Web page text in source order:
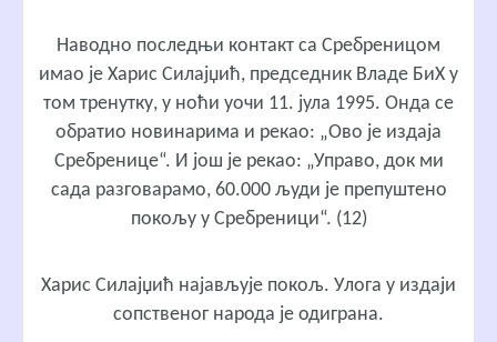
Наводно последњи контакт са Сребреницом
имао је Харис Силајџић, председник Владе БиХ у
том тренутку, у ноћи уочи 11. јула 1995. Онда се
обратио новинарима и рекао: „Ово је издаја
Сребренице“. И још је рекао: „Управо, док ми
сада разговарамо, 60.000 људи је препуштено
покољу у Сребреници“. (12)
Харис Силајџић најављује покољ. Улога у издаји
сопственог народа је одиграна.